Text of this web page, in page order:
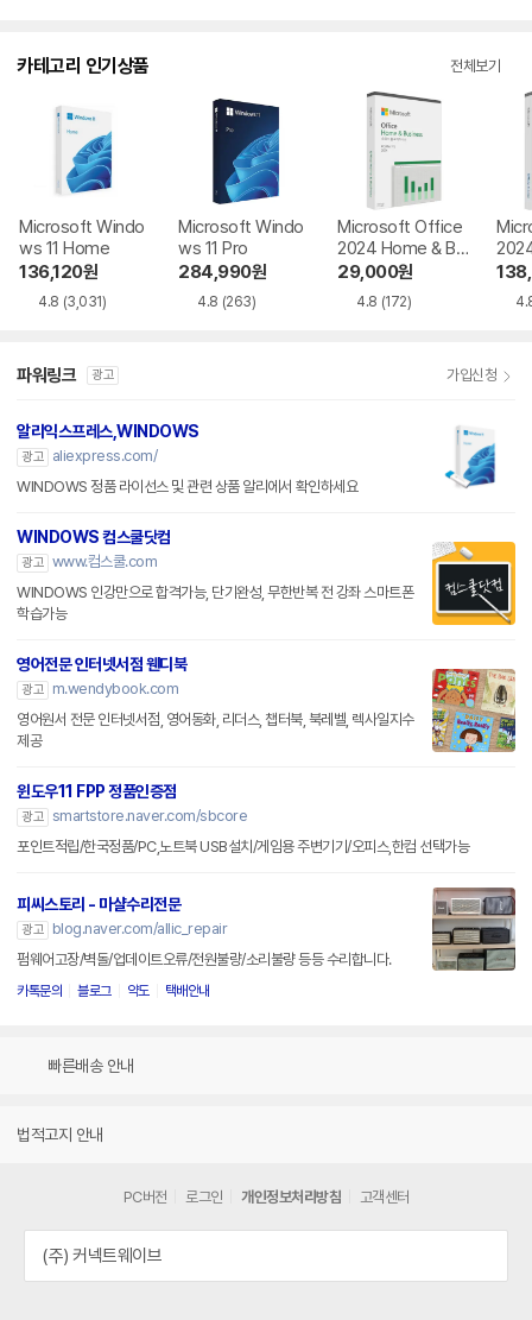
카테고리 인기상품 전체보기
Microsoft Windo
ws 11 Home
136,120원
4.8 (3,031)
Microsoft Windo
ws 11 Pro
284,990원
4.8 (263)
Microsoft Office
2024 Home & Bu
siness
29,000원
4.8 (172)
파워링크 광고 가입신청
알리익스프레스,WINDOWS
광고
aliexpress.com/
WINDOWS 정품 라이선스 및 관련 상품 알리에서 확인하세요
WINDOWS 컴스쿨닷컴
광고 www.컴스쿨.com
WINDOWS 인강만으로 합격가능, 단기완성, 무한반복 전 강좌 스마트폰
학습가능
영어전문 인터넷서점 웬디북
광고
m.wendybook.com
영어원서 전문 인터넷서점, 영어동화, 리더스, 챕터북, 북레벨, 렉사일지수
제공
윈도우11 FPP 정품인증점
광고 smartstore.naver.com/sbcore
포인트적립/한국정품/PC,노트북 USB설치/게임용 주변기기/오피스,한컴 선택가능
피씨스토리 - 마샬수리전문
광고
blog.naver.com/allic_repair
펌웨어고장/벽돌/업데이트오류/전원불량/소리불량 등등 수리합니다.
카톡문의 블로그 약도 택배안내
빠른배송 안내
법적고지 안내
PC버전 로그인 개인정보처리방침 고객센터
(주) 커넥트웨이브